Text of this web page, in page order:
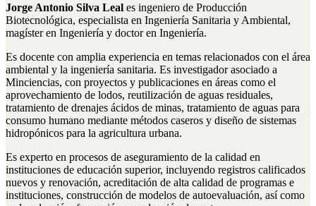
Jorge Antonio Silva Leal es ingeniero de Producción
Biotecnológica, especialista en Ingeniería Sanitaria y Ambiental,
magíster en Ingeniería y doctor en Ingeniería.
Es docente con amplia experiencia en temas relacionados con el área
ambiental y la ingeniería sanitaria. Es investigador asociado a
Minciencias, con proyectos y publicaciones en áreas como el
aprovechamiento de lodos, reutilización de aguas residuales,
tratamiento de drenajes ácidos de minas, tratamiento de aguas para
consumo humano mediante métodos caseros y diseño de sistemas
hidropónicos para la agricultura urbana.
Es experto en procesos de aseguramiento de la calidad en
instituciones de educación superior, incluyendo registros calificados
nuevos y renovación, acreditación de alta calidad de programas e
instituciones, construcción de modelos de autoevaluación, así como